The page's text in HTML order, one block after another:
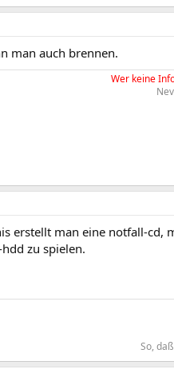
man auch brennen.
Wer keine
erstellt man eine notfall-cd,
zu spielen.
So,